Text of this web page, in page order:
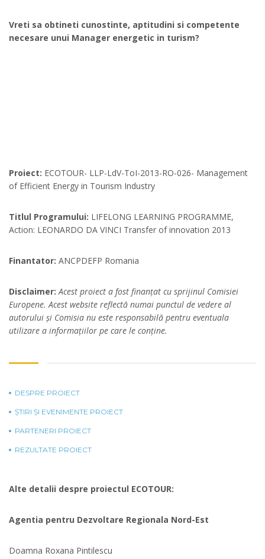
Vreti sa obtineti cunostinte, aptitudini si competente
necesare unui Manager energetic in turism?
Proiect: ECOTOUR- LLP-LdV-ToI-2013-RO-026- Management
of Efficient Energy in Tourism Industry
Titlul Programului: LIFELONG LEARNING PROGRAMME,
Action: LEONARDO DA VINCI Transfer of innovation 2013
Finantator: ANCPDEFP Romania
Disclaimer:Acest proiect a fost finanţat cu sprijinul Comisiei
Europene. Acest website reflectă numai punctul de vedere al
autorului şi Comisia nu este responsabilă pentru eventuala
utilizare a informaţiilor pe care le conţine.
DESPRE PROIECT
ȘTIRI ȘI EVENIMENTE PROIECT
PARTENERI PROIECT
REZULTATE PROIECT
Alte detalii despre proiectul ECOTOUR:
Agentia pentru Dezvoltare Regionala Nord-Est
Doamna Roxana Pintilescu